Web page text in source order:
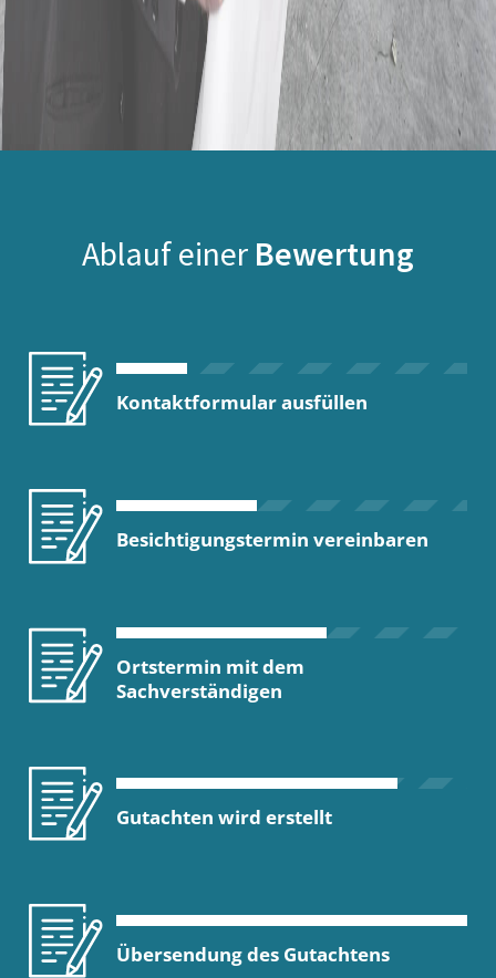
Ablauf einer Bewertung
Kontaktformular ausfüllen
Besichtigungstermin vereinbaren
Ortstermin mit dem
Sachverständigen
Gutachten wird erstellt
Übersendung des Gutachtens